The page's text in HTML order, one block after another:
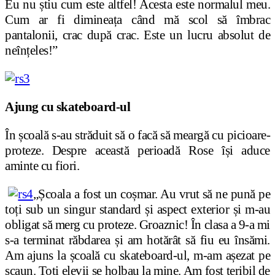
Eu nu știu cum este altfel! Acesta este normalul meu.
Cum ar fi dimineața când mă scol să îmbrac
pantalonii, crac după crac. Este un lucru absolut de
neînțeles!”
Ajung cu skateboard-ul
În școală s-au străduit să o facă să meargă cu picioare-
proteze. Despre această perioadă Rose își aduce
aminte cu fiori.
„Școala a fost un coșmar. Au vrut să ne pună pe
toți sub un singur standard și aspect exterior și m-au
obligat să merg cu proteze. Groaznic! În clasa a 9-a mi
s-a terminat răbdarea și am hotărât să fiu eu însămi.
Am ajuns la școală cu skateboard-ul, m-am așezat pe
scaun. Toți elevii se holbau la mine. Am fost teribil de